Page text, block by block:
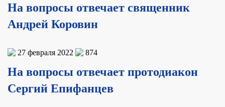
На вопросы отвечает священник
Андрей Коровин
27 февраля 2022 874
На вопросы отвечает протодиакон
Сергий Епифанцев